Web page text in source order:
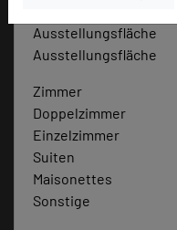
Ausstellungsfläche
Ausstellungsfläche
Zimmer
Doppelzimmer
Einzelzimmer
Suiten
Maisonettes
Sonstige